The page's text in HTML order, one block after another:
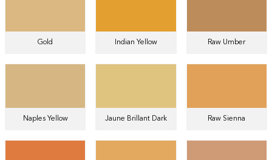
Gold Indian Yellow Raw Umber
Naples Yellow Jaune Brillant Dark Raw Sienna